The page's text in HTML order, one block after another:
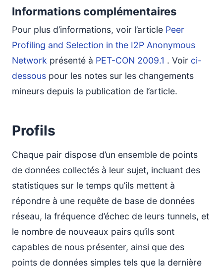
Informations complémentaires
Pour plus d’informations, voir l’article Peer
Profiling and Selection in the I2P Anonymous
Network présenté à PET-CON 2009.1 . Voir ci-
dessous pour les notes sur les changements
mineurs depuis la publication de l’article.
Profils
Chaque pair dispose d’un ensemble de points
de données collectés à leur sujet, incluant des
statistiques sur le temps qu’ils mettent à
répondre à une requête de base de données
réseau, la fréquence d’échec de leurs tunnels, et
le nombre de nouveaux pairs qu’ils sont
capables de nous présenter, ainsi que des
points de données simples tels que la dernière